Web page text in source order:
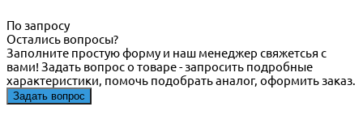
По запросу
Остались вопросы?
Заполните простую форму и наш менеджер свяжетсья с
вами! Задать вопрос о товаре - запросить подробные
характеристики, помочь подобрать аналог, оформить заказ.
Задать вопрос